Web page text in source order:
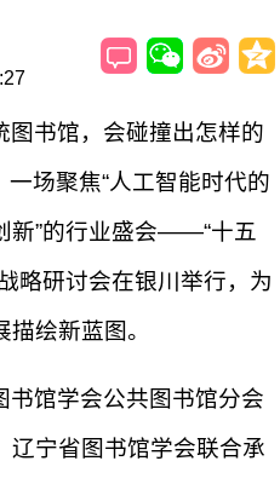
图书馆，会碰撞出怎样的
场聚焦“人工智能时代的
新”的行业盛会——“十五
略研讨会在银川举行，为
绘新蓝图。
书馆学会公共图书馆分会
辽宁省图书馆学会联合承